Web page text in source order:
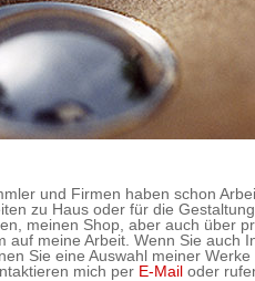
und Firmen haben schon
zu Haus oder für die
meinen Shop, aber auch über
auf meine Arbeit. Wenn Sie auch
Sie eine Auswahl meiner
mich per E-Mail oder